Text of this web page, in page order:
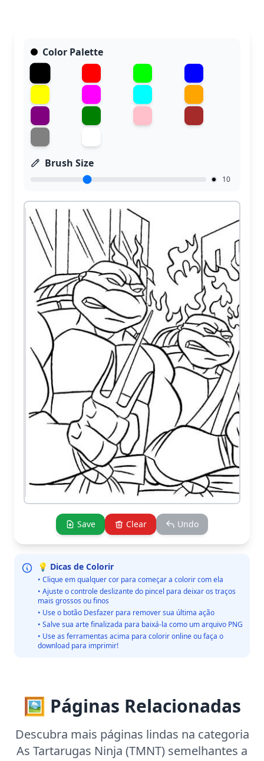
Color Palette
Brush Size
10
Save Clear Undo
💡 Dicas de Colorir
• Clique em qualquer cor para começar a colorir com ela
• Ajuste o controle deslizante do pincel para deixar os traços
mais grossos ou finos
• Use o botão Desfazer para remover sua última ação
• Salve sua arte finalizada para baixá-la como um arquivo PNG
• Use as ferramentas acima para colorir online ou faça o
download para imprimir!
🖼️ Páginas Relacionadas
Descubra mais páginas lindas na categoria
As Tartarugas Ninja (TMNT) semelhantes a